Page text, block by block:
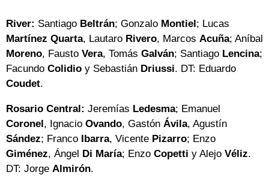
River: Santiago Beltrán; Gonzalo Montiel ; Lucas
Martínez Quarta, Lautaro Rivero, Marcos Acuña; Aníbal
Moreno, Fausto Vera, Tomás Galván; Santiago Lencina;
Facundo Colidio y Sebastián Driussi. DT: Eduardo
Coudet.
Rosario Central: Jeremías Ledesma; Emanuel
Coronel , Ignacio Ovando, Gastón Ávila, Agustín
Sández; Franco Ibarra, Vicente Pizarro; Enzo
Giménez, Ángel Di María; Enzo Copetti y Alejo Véliz.
DT: Jorge Almirón.